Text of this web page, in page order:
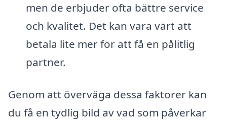
men de erbjuder ofta bättre service
och kvalitet. Det kan vara värt att
betala lite mer för att få en pålitlig
partner.
Genom att överväga dessa faktorer kan
du få en tydlig bild av vad som påverkar